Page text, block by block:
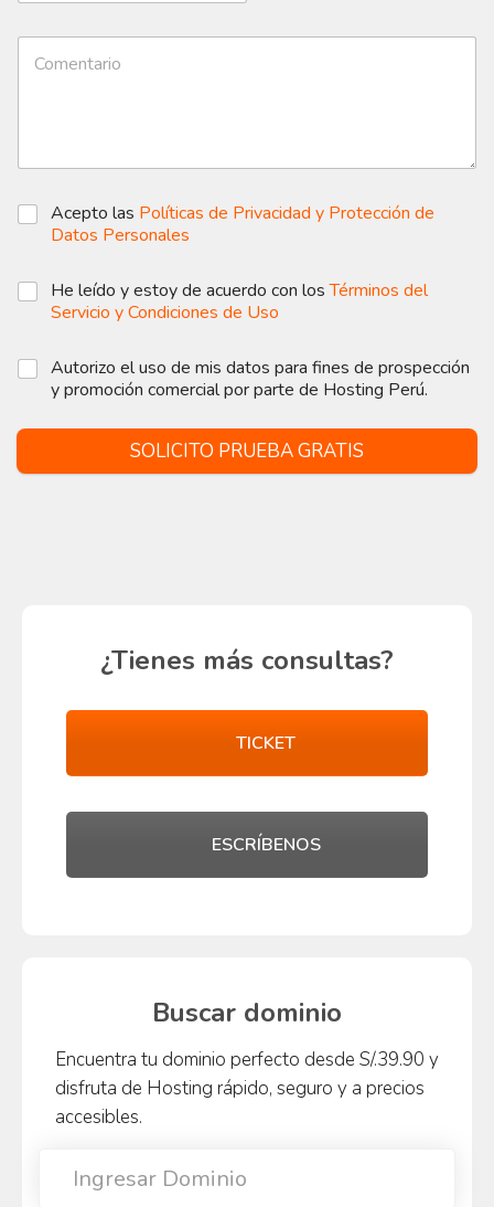
Acepto las Políticas de Privacidad y Protección de
Datos Personales
He leído y estoy de acuerdo con losTérminos del
Servicio y Condiciones de Uso
Autorizo el uso de mis datos para fines de prospección
y promoción comercial por parte de Hosting Perú.
SOLICITO PRUEBA GRATIS
¿Tienes más consultas?
TICKET
ESCRÍBENOS
Buscar dominio
Encuentra tu dominio perfecto desde S/.39.90 y
disfruta de Hosting rápido, seguro y a precios
accesibles.